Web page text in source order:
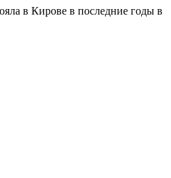
в Кирове в последние годы в